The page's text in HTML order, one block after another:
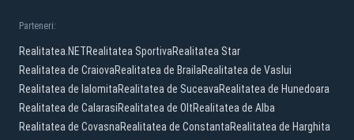
Parteneri:
Realitatea.NETRealitatea SportivaRealitatea Star
Realitatea de CraiovaRealitatea de BrailaRealitatea de Vaslui
Realitatea de IalomitaRealitatea de SuceavaRealitatea de Hunedoara
Realitatea de CalarasiRealitatea de OltRealitatea de Alba
Realitatea de CovasnaRealitatea de ConstantaRealitatea de Harghita